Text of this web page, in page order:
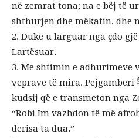
në zemrat tona; na e bëj të
shthurjen dhe mëkatin, dhe
2. Duke u larguar nga çdo
Lartësuar.
3. Me shtimin e adhurimeve
veprave të mira. Pejgamberi ﷺ ka thënë në hadithin
kudsij që e transmeton nga
“Robi Im vazhdon të më
derisa ta dua.”